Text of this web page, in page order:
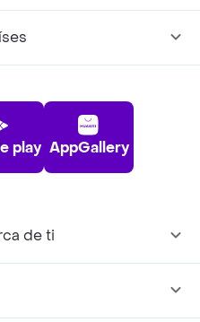
play AppGallery
de ti